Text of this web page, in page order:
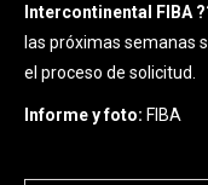
Intercontinental FIBA
las próximas semanas
el proceso de solicitud.
Informe y foto: FIBA